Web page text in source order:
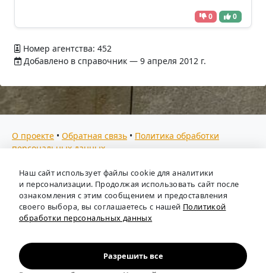
0 0
Номер агентства: 452
Добавлено в справочник — 9 апреля 2012 г.
О проекте • Обратная связь • Политика обработки
персональных данных
Мы собираем отзывы, составляем рейтинги и
предоставляем всю информацию о кадровых агентствах
России. Также анализируем ключевые тенденции рынка
труда: отслеживаем динамику зарплат, уровень
безработицы и общую обстановку в отрасли, чтобы вы
Независимый портал-справочник«Кадровые агентства
России».
Наш сайт использует файлы cookie для аналитики
и персонализации. Продолжая использовать сайт после
ознакомления с этим сообщением и предоставления
своего выбора, вы соглашаетесь с нашей Политикой
обработки персональных данных
Разрешить все